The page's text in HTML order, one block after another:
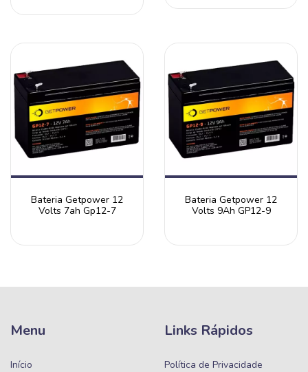
Bateria Getpower 12
Volts 7ah Gp12-7
Bateria Getpower 12
Volts 9Ah GP12-9
Menu
Início
Links Rápidos
Política de Privacidade